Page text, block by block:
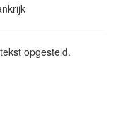
opgesteld.